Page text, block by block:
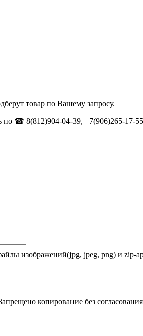
товар по Вашему запросу.
по ☎ 8(812)904-04-39, +7(906)265-17-
изображений(jpg, jpeg, png) и zip-
копирование без